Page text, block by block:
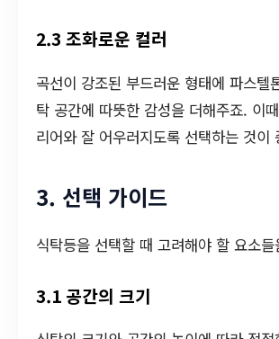
2.3 조화로운 컬러
곡선이 강조된 부드러운 형태에 파스텔
탁 공간에 따뜻한 감성을 더해주죠. 이
리어와 잘 어우러지도록 선택하는 것이
3. 선택 가이드
식탁등을 선택할 때 고려해야 할 요소
3.1 공간의 크기